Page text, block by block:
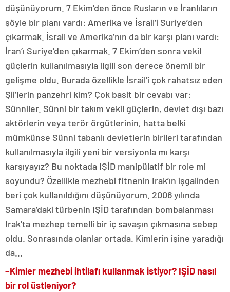
düşünüyorum. 7 Ekim’den önce Rusların ve İranlıların
şöyle bir planı vardı: Amerika ve İsrail’i Suriye’den
çıkarmak. İsrail ve Amerika’nın da bir karşı planı vardı:
İran’ı Suriye’den çıkarmak. 7 Ekim’den sonra vekil
güçlerin kullanılmasıyla ilgili son derece önemli bir
gelişme oldu. Burada özellikle İsrail’i çok rahatsız eden
Şii’lerin panzehri kim? Çok basit bir cevabı var:
Sünniler. Sünni bir takım vekil güçlerin, devlet dışı bazı
aktörlerin veya terör örgütlerinin, hatta belki
mümkünse Sünni tabanlı devletlerin birileri tarafından
kullanılmasıyla ilgili yeni bir versiyonla mı karşı
karşıyayız? Bu noktada IŞİD manipülatif bir role mi
soyundu? Özellikle mezhebi fitnenin Irak’ın işgalinden
beri çok kullanıldığını düşünüyorum. 2006 yılında
Samara’daki türbenin IŞİD tarafından bombalanması
Irak’ta mezhep temelli bir iç savaşın çıkmasına sebep
oldu. Sonrasında olanlar ortada. Kimlerin işine yaradığı
da…
–Kimler mezhebi ihtilafı kullanmak istiyor? IŞİD nasıl
bir rol üstleniyor?